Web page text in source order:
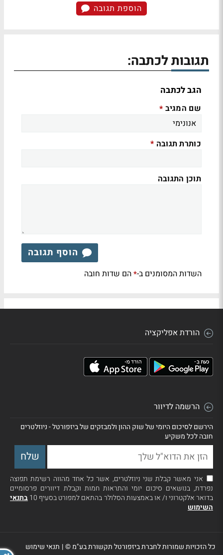
הוספת תגובה
תגובות לכתבה:
הגב לכתבה
שם המגיב *
כותרת תגובה *
תוכן התגובה
הוסף תגובה
השדות המסומנים ב-*הם שדות חובה
הורדת אפליקציה
הרשמה לדיוור
הירשם לסיכום היומי של שוק ההון ולמבזקים של ביזפורטל - ניוזלטרים
חובה לכל משקיע
אני מאשר קבלת שני ניוזלטרים, אשר כל אחד מהווה רשימת תפוצה
נפרדת, בנושאים סיכום יומי והתראות חמות וקבלת דיוורים פרסומיים
בדואר אלקטרוני ו/ או באמצעות הסלולר בהתאם למפורט בסעיף 10
בתנאי
השימוש
כל הזכויות שמורות לחברת ביזפורטל תקשורת בע"מ ©| תנאי שימוש